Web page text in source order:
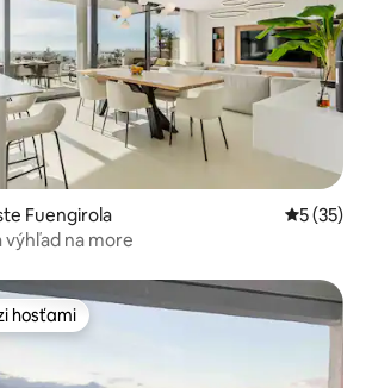
Fuengirola
5 (35)
výhľad na more
hosťami
hosťami